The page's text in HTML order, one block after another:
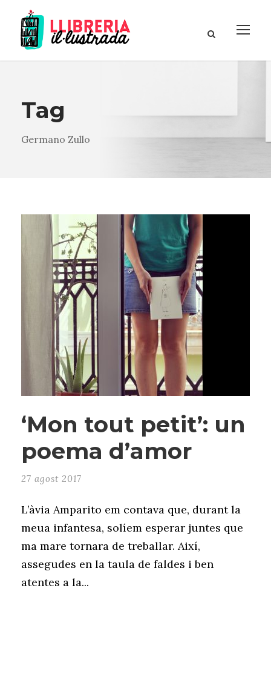
Tag
Germano Zullo
‘Mon tout petit’: un
poema d’amor
27 agost 2017
L’àvia Amparito em contava que, durant la
meua infantesa, solíem esperar juntes que
ma mare tornara de treballar. Així,
assegudes en la taula de faldes i ben
atentes a la...